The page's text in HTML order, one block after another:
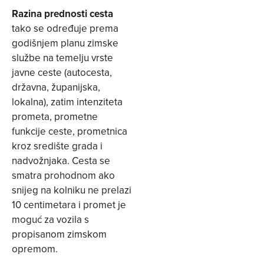
Razina prednosti cesta
tako se određuje prema
godišnjem planu zimske
službe na temelju vrste
javne ceste (autocesta,
državna, županijska,
lokalna), zatim intenziteta
prometa, prometne
funkcije ceste, prometnica
kroz središte grada i
nadvožnjaka. Cesta se
smatra prohodnom ako
snijeg na kolniku ne prelazi
10 centimetara i promet je
moguć za vozila s
propisanom zimskom
opremom.